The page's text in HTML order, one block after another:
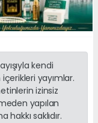
kendi
yayımlar.
izinsiz
yapılan
saklıdır.